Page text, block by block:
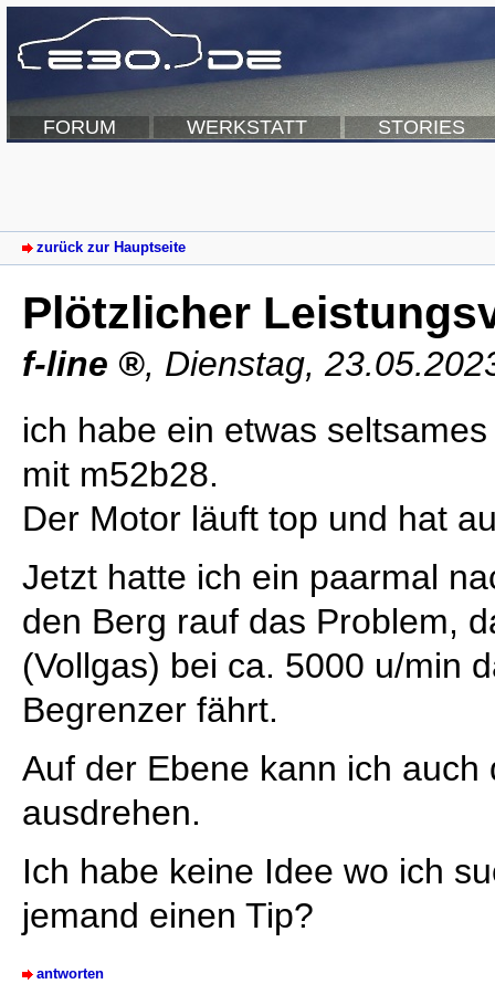
FORUM WERKSTATT STORIES
zurück zur Hauptseite
Plötzlicher
f-line , Dienstag,
ich habe ein etwas
mit m52b28.
Der Motor läuft top und hat
Jetzt hatte ich ein paarmal
den Berg rauf das Problem,
(Vollgas) bei ca. 5000 u/min
Begrenzer fährt.
Auf der Ebene kann ich
ausdrehen.
Ich habe keine Idee wo ich
jemand einen Tip?
antworten